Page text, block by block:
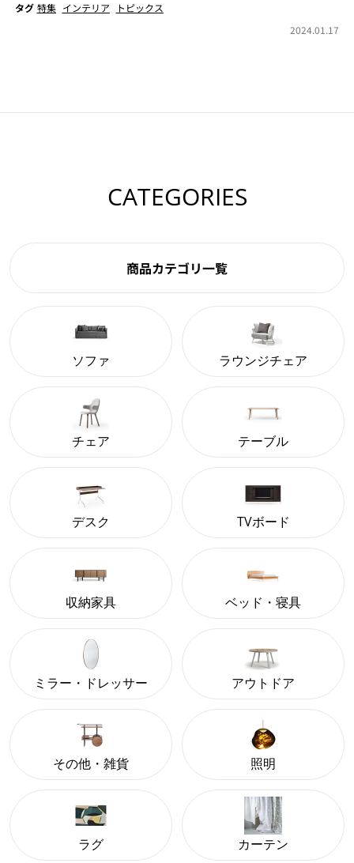
タグ 特集 インテリア
トピックス
2024.01.17
CATEGORIES
商品カテゴリ一覧
ソファ ラウンジチェア
チェア テーブル
デスク TVボード
収納家具 ベッド・寝具
ミラー・ドレッサー アウトドア
その他・雑貨 照明
ラグ カーテン